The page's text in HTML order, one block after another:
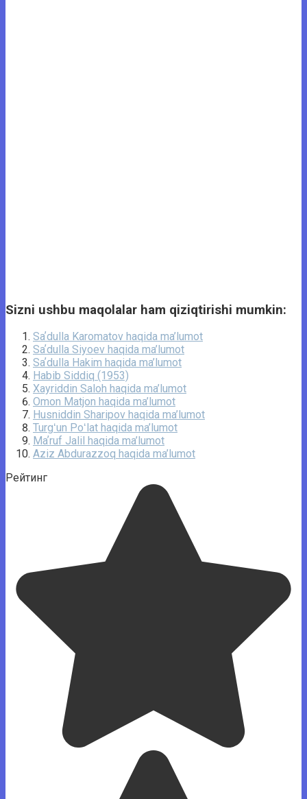
Sizni ushbu maqolalar ham qiziqtirishi mumkin:
Saʼdulla Karomatov haqida ma’lumot
Saʼdulla Siyoev haqida ma’lumot
Saʼdulla Hakim haqida ma’lumot
Habib Siddiq (1953)
Xayriddin Saloh haqida ma’lumot
Omon Matjon haqida ma’lumot
Husniddin Sharipov haqida ma’lumot
Turgʻun Poʻlat haqida ma’lumot
Maʼruf Jalil haqida ma’lumot
Aziz Abdurazzoq haqida ma’lumot
Рейтинг